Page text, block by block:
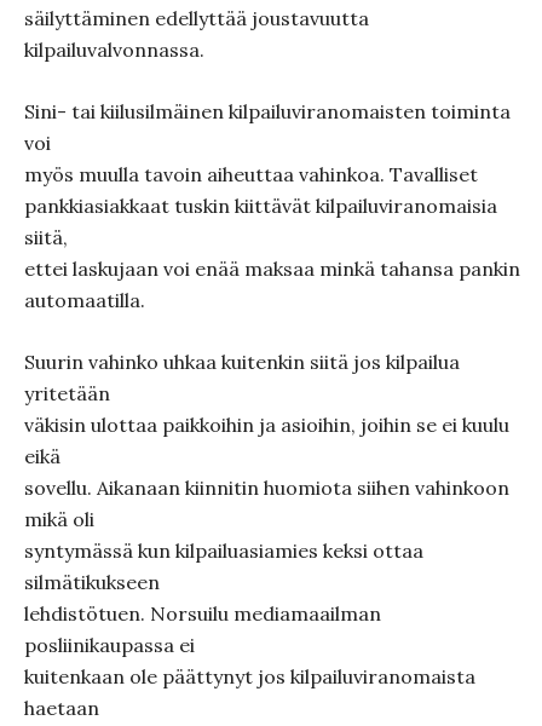
säilyttäminen edellyttää joustavuutta
kilpailuvalvonnassa.
Sini- tai kiilusilmäinen kilpailuviranomaisten toiminta
voi
myös muulla tavoin aiheuttaa vahinkoa. Tavalliset
pankkiasiakkaat tuskin kiittävät kilpailuviranomaisia
siitä,
ettei laskujaan voi enää maksaa minkä tahansa pankin
automaatilla.
Suurin vahinko uhkaa kuitenkin siitä jos kilpailua
yritetään
väkisin ulottaa paikkoihin ja asioihin, joihin se ei kuulu
eikä
sovellu. Aikanaan kiinnitin huomiota siihen vahinkoon
mikä oli
syntymässä kun kilpailuasiamies keksi ottaa
silmätikukseen
lehdistötuen. Norsuilu mediamaailman
posliinikaupassa ei
kuitenkaan ole päättynyt jos kilpailuviranomaista
haetaan